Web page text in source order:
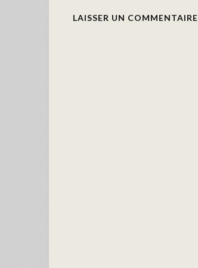
LAISSER UN COMMENTAIRE